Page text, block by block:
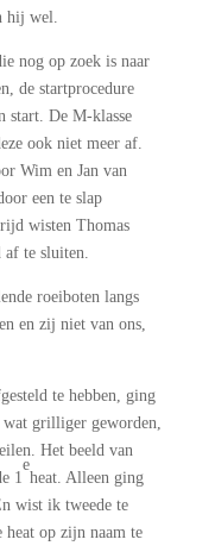
hij wel.
nog op zoek is naar
de startprocedure
start. De M-klasse
ook niet meer af.
Wim en Jan van
een te slap
wisten Thomas
te sluiten.
roeiboten langs
en zij niet van ons,
te hebben, ging
grilliger geworden,
Het beeld van
1
e
heat. Alleen ging
wist ik tweede te
op zijn naam te